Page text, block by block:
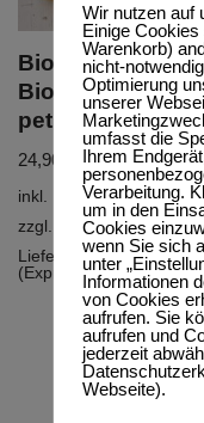
Bio Sweatshirt,
BioSweat
petrol
24,90 –44,90€
inkl. MwSt.
zzgl.
Versandkosten
Lieferzeit: 5-10
(Express möglich)
Wir nutzen auf
Einige
Warenkorb)
nicht-
Optimierung
unserer
umfasst die
Ihrem
Verarbeitung.
um in den
Cookies
wenn Sie sich
unter
Informationen
von Cookies
aufrufen. Sie
aufrufen und
jederzeit
Webseite).